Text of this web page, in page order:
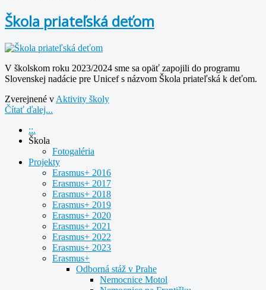
Škola priateľská deťom
V školskom roku 2023/2024 sme sa opäť zapojili do programu
Slovenskej nadácie pre Unicef s názvom Škola priateľská k deťom.
Zverejnené v Aktivity školy
Čítať ďalej...
::.
Škola
Fotogaléria
Projekty
Erasmus+ 2016
Erasmus+ 2017
Erasmus+ 2018
Erasmus+ 2019
Erasmus+ 2020
Erasmus+ 2021
Erasmus+ 2022
Erasmus+ 2023
Erasmus+
Odborná stáž v Prahe
Nemocnice Motol